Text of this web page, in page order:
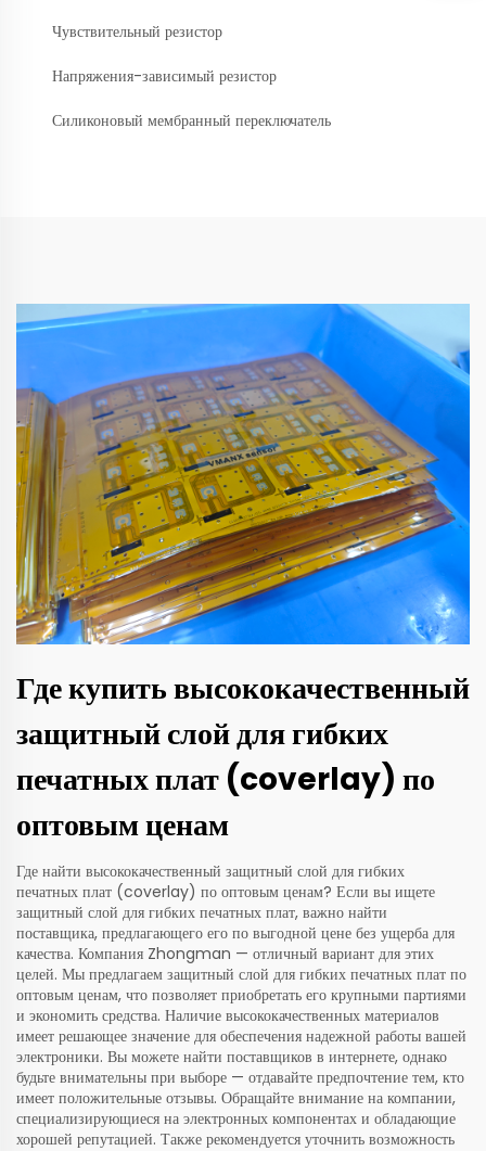
Чувствительный резистор
Напряжения-зависимый резистор
Силиконовый мембранный переключатель
Где купить высококачественный
защитный слой для гибких
печатных плат (coverlay) по
оптовым ценам
Где найти высококачественный защитный слой для гибких
печатных плат (coverlay) по оптовым ценам? Если вы ищете
защитный слой для гибких печатных плат, важно найти
поставщика, предлагающего его по выгодной цене без ущерба для
качества. Компания Zhongman — отличный вариант для этих
целей. Мы предлагаем защитный слой для гибких печатных плат по
оптовым ценам, что позволяет приобретать его крупными партиями
и экономить средства. Наличие высококачественных материалов
имеет решающее значение для обеспечения надежной работы вашей
электроники. Вы можете найти поставщиков в интернете, однако
будьте внимательны при выборе — отдавайте предпочтение тем, кто
имеет положительные отзывы. Обращайте внимание на компании,
специализирующиеся на электронных компонентах и обладающие
хорошей репутацией. Также рекомендуется уточнить возможность